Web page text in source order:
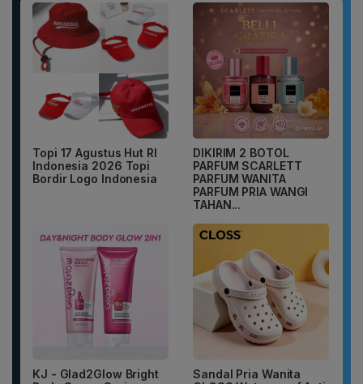
Topi 17 Agustus Hut RI
Indonesia 2026 Topi
Bordir Logo Indonesia
DIKIRIM 2 BOTOL
PARFUM SCARLETT
PARFUM WANITA
PARFUM PRIA WANGI
TAHAN...
KJ - Glad2Glow Bright
Sandal Pria Wanita